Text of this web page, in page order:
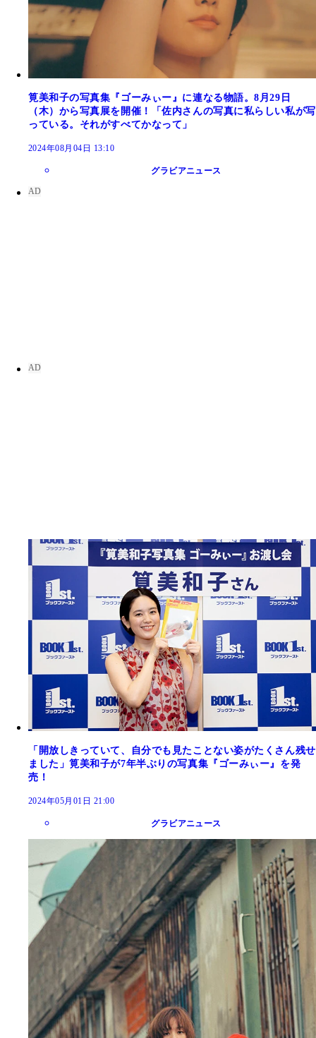
筧美和子の写真集『ゴーみぃー』に連なる物語。8月29日
（木）から写真展を開催！「佐内さんの写真に私らしい私が写
っている。それがすべてかなって」
2024年08月04日 13:10
グラビアニュース
「開放しきっていて、自分でも見たことない姿がたくさん残せ
ました」筧美和子が7年半ぶりの写真集『ゴーみぃー』を発
売！
2024年05月01日 21:00
グラビアニュース